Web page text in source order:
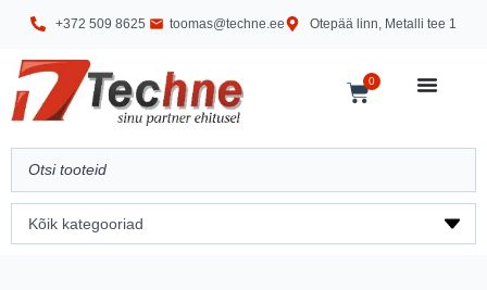
+372 509 8625 toomas@techne.ee Otepää linn, Metalli tee 1
0